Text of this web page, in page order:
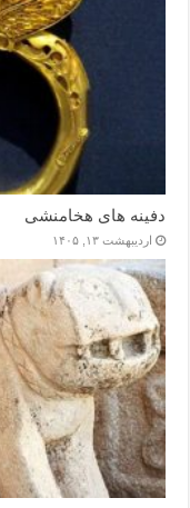
دفینه های هخامنشی
اردیبهشت ۱۳, ۱۴۰۵